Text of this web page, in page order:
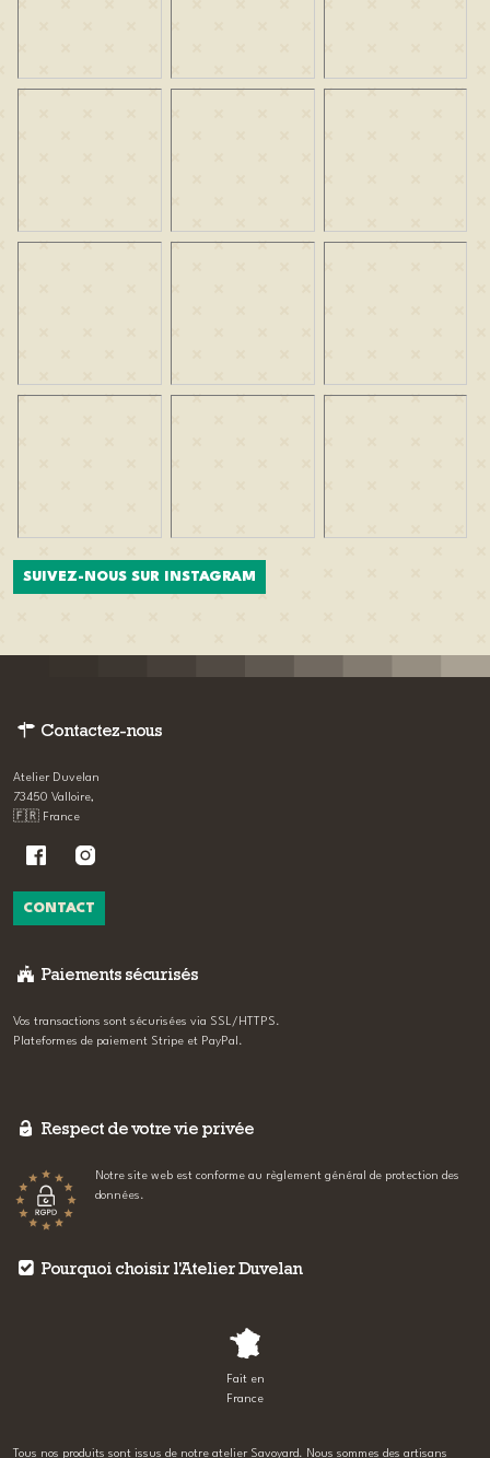
SUIVEZ-NOUS SUR INSTAGRAM
Contactez-nous
Atelier Duvelan
73450 Valloire,
🇫🇷 France
CONTACT
Paiements sécurisés
Vos transactions sont sécurisées via SSL/HTTPS.
Plateformes de paiement Stripe et PayPal.
Respect de votre vie privée
Notre site web est conforme au règlement général de protection des
données.
Pourquoi choisir l'Atelier Duvelan
Fait en
France
Tous nos produits sont issus de notre atelier Savoyard. Nous sommes des artisans